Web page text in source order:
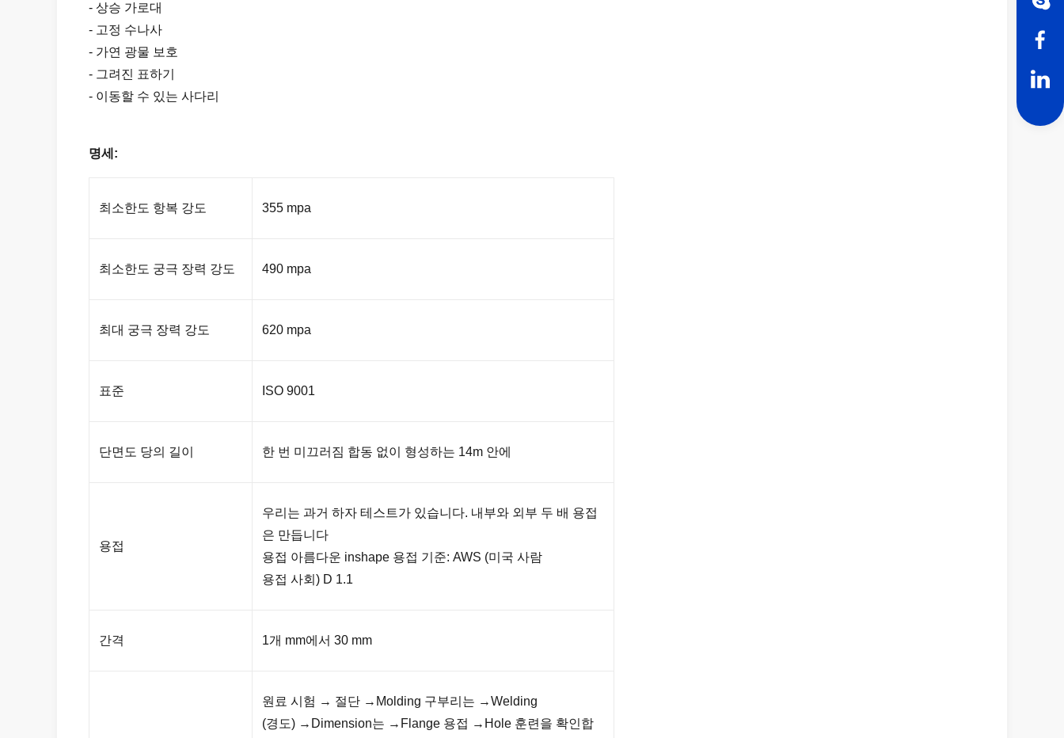
- 상승 가로대
- 고정 수나사
- 가연 광물 보호
- 그려진 표하기
- 이동할 수 있는 사다리
명세:
최소한도 항복 강도 355 mpa
최소한도 궁극 장력 강도 490 mpa
최대 궁극 장력 강도 620 mpa
표준 ISO 9001
단면도 당의 길이 한 번 미끄러짐 합동 없이 형성하는 14m 안에
용접
우리는 과거 하자 테스트가 있습니다. 내부와 외부 두 배 용접
은 만듭니다
용접 아름다운 inshape 용접 기준: AWS (미국 사람
용접 사회) D 1.1
간격 1개 mm에서 30 mm
원료 시험 → 절단 →Molding 구부리는 →Welding
(경도) →Dimension는 →Flange 용접 →Hole 훈련을 확인합